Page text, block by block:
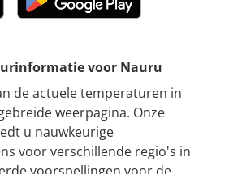
voor Nauru
de actuele temperaturen in
weerpagina. Onze
u nauwkeurige
voor verschillende regio's in